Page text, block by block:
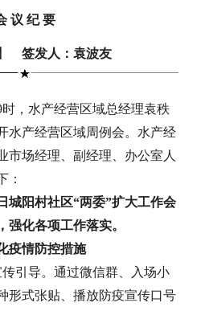
议 纪 要
】 签发人：袁波友
时，水产经营区域总经理袁秩
水产经营区域周例会。水产经
市场经理、副经理、办公室人
：
城阳村社区“两委”扩大工作会
强化各项工作落实。
疫情防控措施
引导。通过微信群、入场小
形式张贴、播放防疫宣传口号